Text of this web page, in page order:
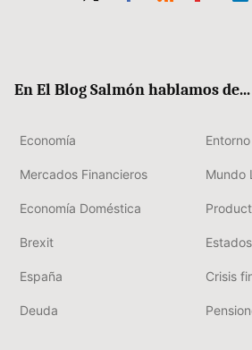
En El Blog Salmón hablamos de...
Economía Entorno
Mercados Financieros Mundo
Economía Doméstica
Brexit
España Crisis
Deuda